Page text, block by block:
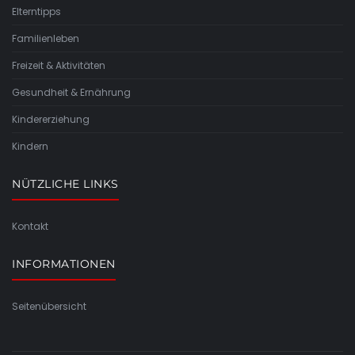
Elterntipps
Familienleben
Freizeit & Aktivitäten
Gesundheit & Ernährung
Kindererziehung
Kindern
NÜTZLICHE LINKS
Kontakt
INFORMATIONEN
Seitenübersicht